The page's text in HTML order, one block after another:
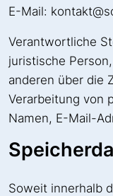
E-Mail:
Verantwortliche
juristische
anderen über die
Verarbeitung von
Namen, E-Mail-
Soweit innerhalb